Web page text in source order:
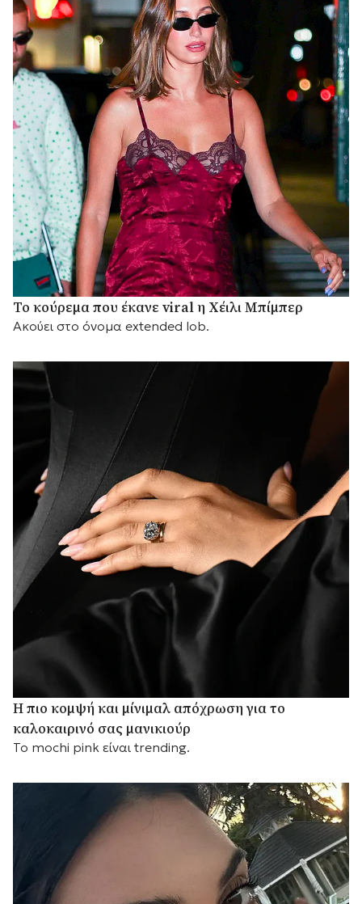
Το κούρεμα που έκανε viral η Χέιλι Μπίμπερ
Ακούει στο όνομα extended lob.
Η πιο κομψή και μίνιμαλ απόχρωση για το
καλοκαιρινό σας μανικιούρ
Το mochi pink είναι trending.